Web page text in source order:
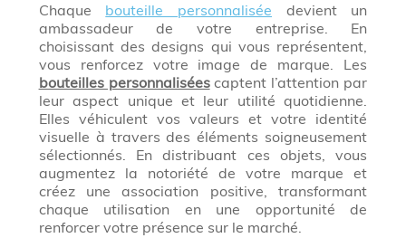
Chaque bouteille personnalisée devient un
ambassadeur de votre entreprise. En
choisissant des designs qui vous représentent,
vous renforcez votre image de marque. Les
bouteilles personnaliséescaptent l’attention par
leur aspect unique et leur utilité quotidienne.
Elles véhiculent vos valeurs et votre identité
visuelle à travers des éléments soigneusement
sélectionnés. En distribuant ces objets, vous
augmentez la notoriété de votre marque et
créez une association positive, transformant
chaque utilisation en une opportunité de
renforcer votre présence sur le marché.